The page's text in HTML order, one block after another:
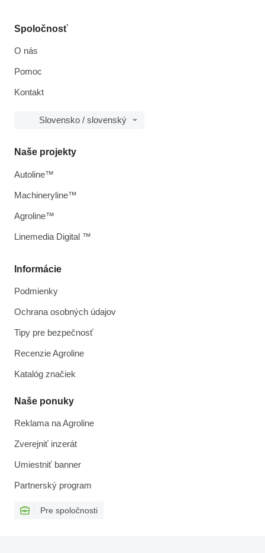
Spoločnosť
O nás
Pomoc
Kontakt
Slovensko / slovenský
Informácie
Podmienky
Ochrana osobných údajov
Tipy pre bezpečnosť
Recenzie Agroline
Katalóg značiek
Naše ponuky
Reklama na Agroline
Zverejniť inzerát
Umiestniť banner
Partnerský program
Pre spoločnosti
Naše projekty
Autoline™
Machineryline™
Agroline™
Linemedia Digital ™